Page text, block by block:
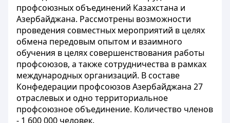
профсоюзных объединений Казахстана и
Азербайджана. Рассмотрены возможности
проведения совместных мероприятий в целях
обмена передовым опытом и взаимного
обучения в целях совершенствования работы
профсоюзов, а также сотрудничества в рамках
международных организаций. В составе
Конфедерации профсоюзов Азербайджана 27
отраслевых и одно территориальное
профсоюзное объединение. Количество членов
- 1 600 000 человек.